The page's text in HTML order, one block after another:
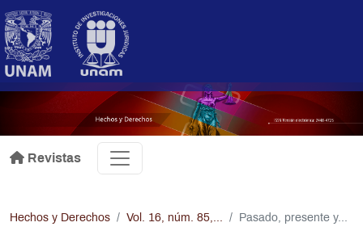
.
Revistas
Hechos y Derechos Vol. 16, núm. 85,... Pasado, presente y...